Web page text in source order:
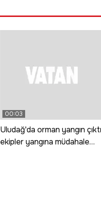
00:03
Uludağ'da orman yangın çıktı
ekipler yangına müdahale